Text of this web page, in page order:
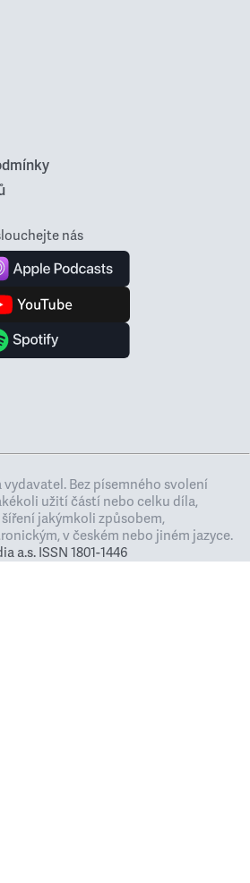
nás
Bez písemného svolení
užití částí nebo celku díla,
jakýmkoli způsobem,
v českém nebo jiném jazyce.
a.s. ISSN 1801-1446